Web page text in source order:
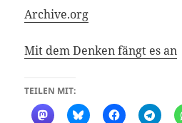
Archive.org
Mit dem Denken fängt es an
TEILEN MIT: